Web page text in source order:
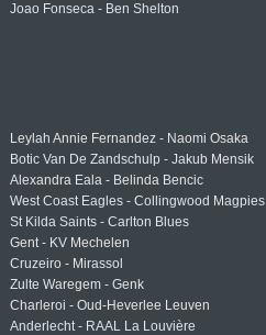
Joao Fonseca - Ben Shelton
Leylah Annie Fernandez - Naomi Osaka
Botic Van De Zandschulp - Jakub Mensik
Alexandra Eala - Belinda Bencic
West Coast Eagles - Collingwood Magpies
St Kilda Saints - Carlton Blues
Gent - KV Mechelen
Cruzeiro - Mirassol
Zulte Waregem - Genk
Charleroi - Oud-Heverlee Leuven
Anderlecht - RAAL La Louvière